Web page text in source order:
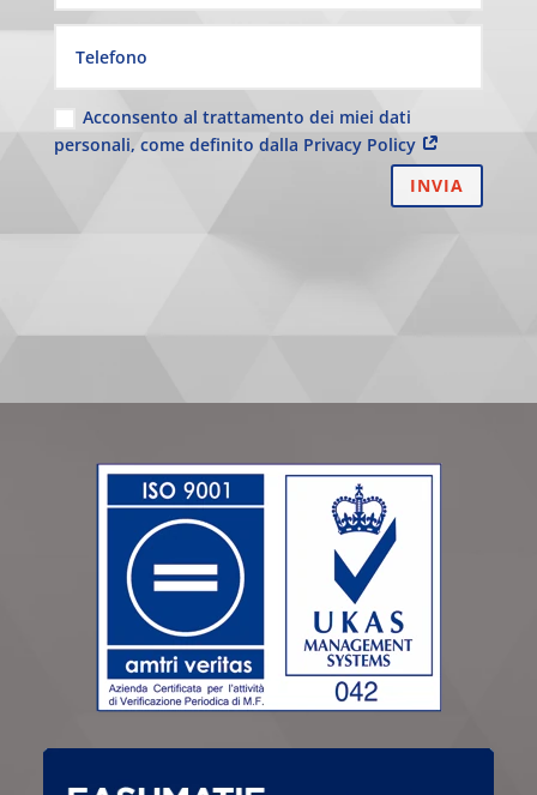
Acconsento al trattamento dei miei dati
personali, come definito dalla Privacy Policy
INVIA